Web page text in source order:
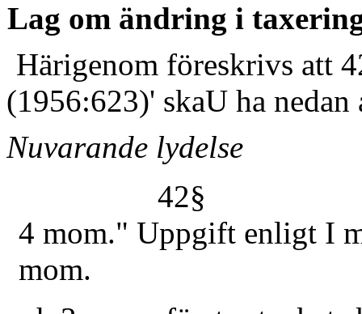
Lag om ändring i
Härigenom föreskrivs att
(1956:623)' skaU ha
Nuvarande lydelse
42§
4 mom." Uppgift enligt I
mom.